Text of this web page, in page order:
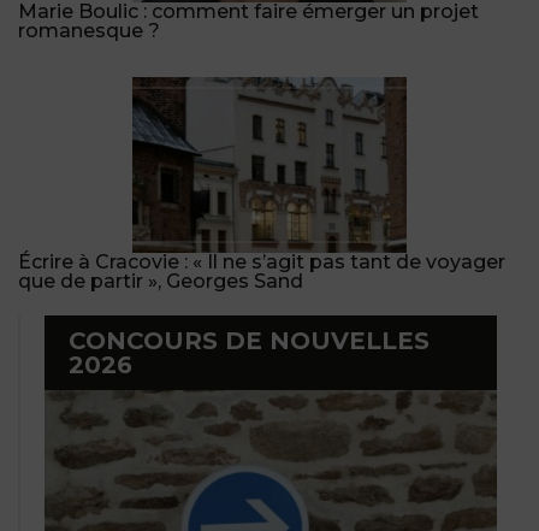
Marie Boulic : comment faire émerger un projet
romanesque ?
Écrire à Cracovie : « Il ne s’agit pas tant de voyager
que de partir », Georges Sand
CONCOURS DE NOUVELLES
2026